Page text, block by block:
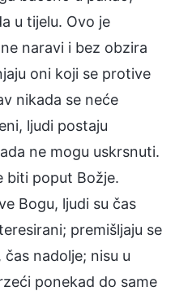
u tijelu. Ovo je
naravi i bez obzira
oni koji se protive
nikada se neće
ljudi postaju
ne mogu uskrsnuti.
biti poput Božje.
Bogu, ljudi su čas
premišljaju se
nadolje; nisu u
ponekad do same